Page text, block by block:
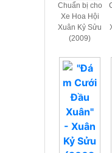
Chuẩn bị cho
Xe Hoa Hội
Xuân Kỷ Sửu
(2009)